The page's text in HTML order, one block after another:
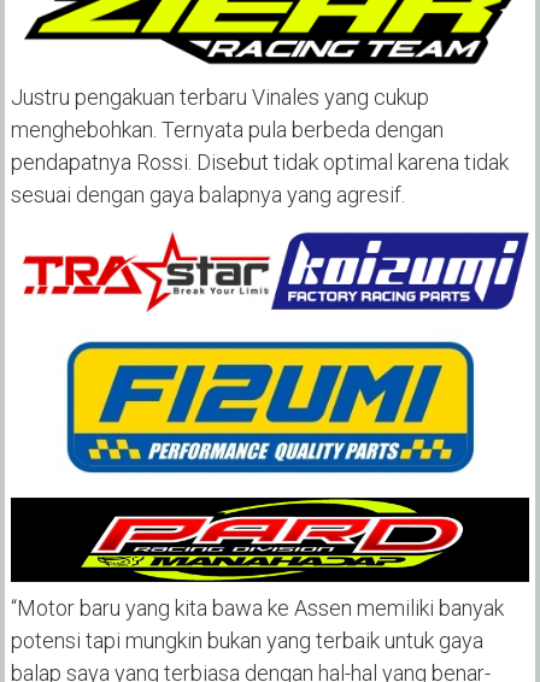
Justru pengakuan terbaru Vinales yang cukup
menghebohkan. Ternyata pula berbeda dengan
pendapatnya Rossi. Disebut tidak optimal karena tidak
sesuai dengan gaya balapnya yang agresif.
“Motor baru yang kita bawa ke Assen memiliki banyak
potensi tapi mungkin bukan yang terbaik untuk gaya
balap saya yang terbiasa dengan hal-hal yang benar-